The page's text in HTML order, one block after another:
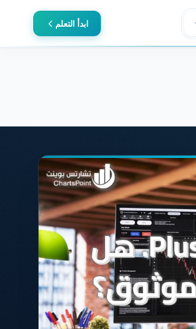
ابدأ التعلم